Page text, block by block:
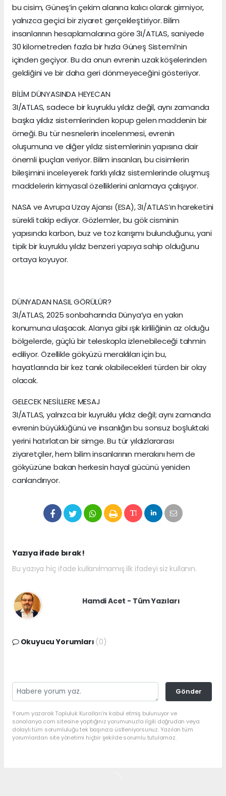
bu cisim, Güneş’in çekim alanına kalıcı olarak girmiyor,
yalnızca geçici bir ziyaret gerçekleştiriyor. Bilim
insanlarının hesaplamalarına göre 3I/ATLAS, saniyede
30 kilometreden fazla bir hızla Güneş Sistemi’nin
içinden geçiyor. Bu da onun evrenin uzak köşelerinden
geldiğini ve bir daha geri dönmeyeceğini gösteriyor.
BİLİM DÜNYASINDA HEYECAN
3I/ATLAS, sadece bir kuyruklu yıldız değil, aynı zamanda
başka yıldız sistemlerinden kopup gelen maddenin bir
örneği. Bu tür nesnelerin incelenmesi, evrenin
oluşumuna ve diğer yıldız sistemlerinin yapısına dair
önemli ipuçları veriyor. Bilim insanları, bu cisimlerin
bileşimini inceleyerek farklı yıldız sistemlerinde oluşmuş
maddelerin kimyasal özelliklerini anlamaya çalışıyor.
NASA ve Avrupa Uzay Ajansı (ESA), 3I/ATLAS’ın hareketini
sürekli takip ediyor. Gözlemler, bu gök cisminin
yapısında karbon, buz ve toz karışımı bulunduğunu, yani
tipik bir kuyruklu yıldız benzeri yapıya sahip olduğunu
ortaya koyuyor.
DÜNYADAN NASIL GÖRÜLÜR?
3I/ATLAS, 2025 sonbaharında Dünya’ya en yakın
konumuna ulaşacak. Alanya gibi ışık kirliliğinin az olduğu
bölgelerde, güçlü bir teleskopla izlenebileceği tahmin
ediliyor. Özellikle gökyüzü meraklıları için bu,
hayatlarında bir kez tanık olabilecekleri türden bir olay
olacak.
GELECEK NESİLLERE MESAJ
3I/ATLAS, yalnızca bir kuyruklu yıldız değil; aynı zamanda
evrenin büyüklüğünü ve insanlığın bu sonsuz boşluktaki
yerini hatırlatan bir simge. Bu tür yıldızlararası
ziyaretçiler, hem bilim insanlarının merakını hem de
gökyüzüne bakan herkesin hayal gücünü yeniden
canlandırıyor.
Yazıya ifade bırak !
Bu yazıya hiç ifade kullanılmamış ilk ifadeyi siz kullanın.
Hamdi Acet - Tüm Yazıları
Okuyucu Yorumları (0)
Gönder
Yorum yazarak Topluluk Kuralları’nı kabul etmiş bulunuyor ve
sonalanya.com sitesine yaptığınız yorumunuzla ilgili doğrudan veya
dolaylı tüm sorumluluğu tek başınıza üstleniyorsunuz. Yazılan tüm
yorumlardan site yönetimi hiçbir şekilde sorumlu tutulamaz.